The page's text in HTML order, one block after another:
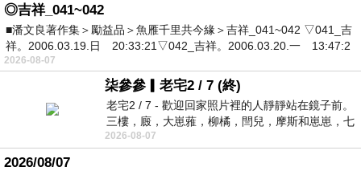
◎吉祥_041~042
■潘文良著作集＞勵益品＞魚雁千里共今緣＞吉祥_041~042 ▽041_吉
祥。2006.03.19.日 20:33:21▽042_吉祥。2006.03.20.一 13:47:2
2026-08-07
柒參參▎老宅2 / 7 (終)
老宅2 / 7 - 歡迎回家照片裡的人靜靜站在鏡子前。
三樓，廄，大崽蕥，柳橘，閆兒，摩斯和崽崽，七
個人整整齊齊地站在鏡框之外，如同
2026-08-07
2026/08/07